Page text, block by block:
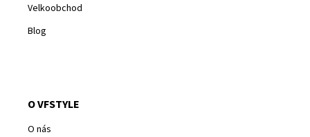
Velkoobchod
Blog
O VFSTYLE
O nás